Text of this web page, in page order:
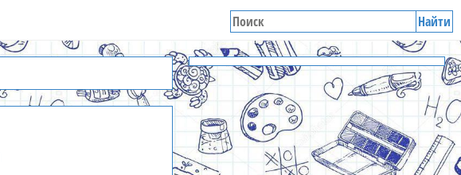
Найти